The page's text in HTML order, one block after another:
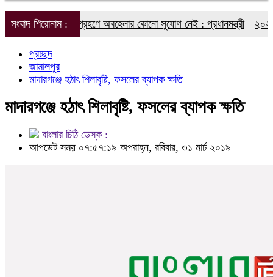
সংবাদ শিরোনাম :
পদক্ষেপ গ্রহণে অবহেলার কোনো সুযোগ নেই : প্রধানমন্ত্রী ২০২৭
প্রচ্ছদ
জামালপুর
মাদারগঞ্জে হঠাৎ শিলাবৃষ্টি, ফসলের ব্যাপক ক্ষতি
মাদারগঞ্জে হঠাৎ শিলাবৃষ্টি, ফসলের ব্যাপক ক্ষতি
বাংলার চিঠি ডেস্ক :
আপডেট সময় ০৭:৫৭:১৯ অপরাহ্ন, রবিবার, ৩১ মার্চ ২০১৯